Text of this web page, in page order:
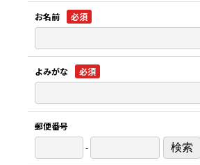
お名前 必須
よみがな 必須
郵便番号
-
検索